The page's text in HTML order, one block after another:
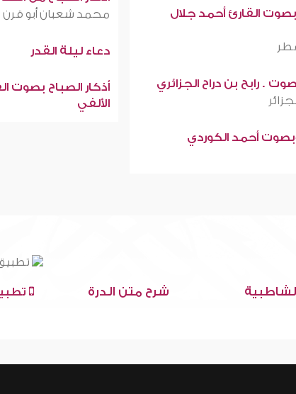
بصوت القارئ أحمد جلال
. رابح بن دراح الجزائري
بصوت أحمد الكوردي
محمد شعبان أبو قرن
دعاء ليلة القدر
أذكار الصباح بصوت
الألفي
شرح متن الدرة